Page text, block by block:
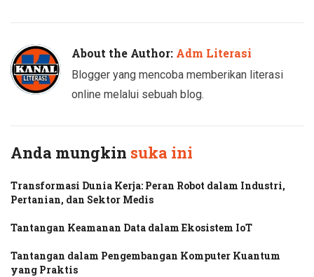
About the Author: Adm Literasi
Blogger yang mencoba memberikan literasi
online melalui sebuah blog.
Anda mungkin suka ini
Transformasi Dunia Kerja: Peran Robot dalam Industri,
Pertanian, dan Sektor Medis
Tantangan Keamanan Data dalam Ekosistem IoT
Tantangan dalam Pengembangan Komputer Kuantum
yang Praktis